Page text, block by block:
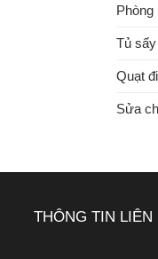
Phòng
Tủ
Quạt
Sửa
THÔNG TIN LIÊN